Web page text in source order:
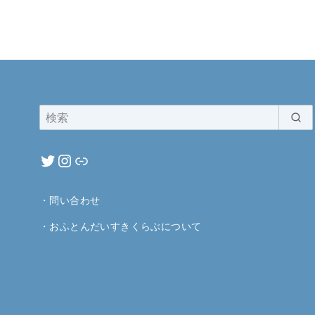
・ 問い合わせ
・ おふとんだいすきくらぶについて